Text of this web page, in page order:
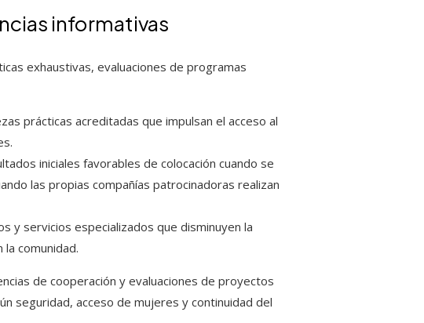
informativas
exhaustivas, evaluaciones de programas
prácticas acreditadas que impulsan el acceso al
iniciales favorables de colocación cuando se
las propias compañías patrocinadoras realizan
y servicios especializados que disminuyen la
comunidad.
de cooperación y evaluaciones de proyectos
seguridad, acceso de mujeres y continuidad del